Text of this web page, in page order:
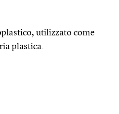
utilizzato come
plastica.